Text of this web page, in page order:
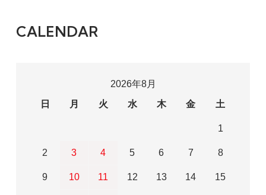
CALENDAR
2026年8月
日
月 火 水 木 金 土
1
2 3 4 5 6 7 8
9 10 11 12 13 14 15